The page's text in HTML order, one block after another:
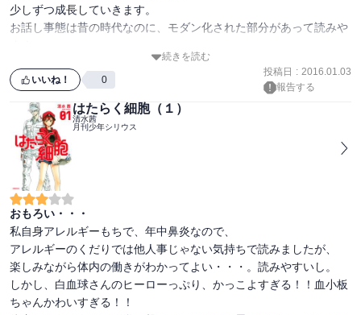
少しずつ成長していきます。
お話し事態は昔の時代なのに、モダン化された部分があって読みや
ギャグもおもしろいです。平安時代の暮らしや行事なども楽しく読
みやすいです。
続きを読む
いいね！ 0
投稿日 : 2016.01.03
報告する
はたらく細胞（１）
清水茜
月刊少年シリウス
おもろい・・・
私自身アレルギーもちで、年中鼻炎なので、
アレルギーのくだりでは他人事じゃない気持ちで読みましたが、
楽しみながら体内の働きがわかってよい・・・。読みやすいし。
しかし、白血球さんのヒーローっぷり、かっこよすぎる！！血小板
ちゃんかわいすぎる！！